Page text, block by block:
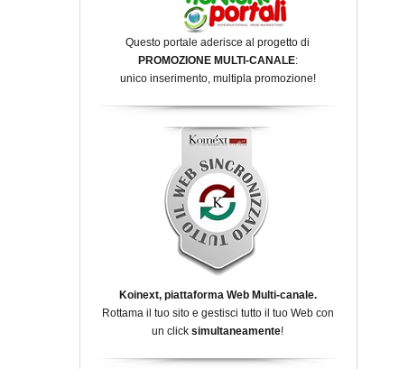
Questo portale aderisce al progetto di
PROMOZIONE MULTI-CANALE:
unico inserimento, multipla promozione!
Koinext, piattaforma Web Multi-canale.
Rottama il tuo sito e gestisci tutto il tuo Web con
un click simultaneamente!